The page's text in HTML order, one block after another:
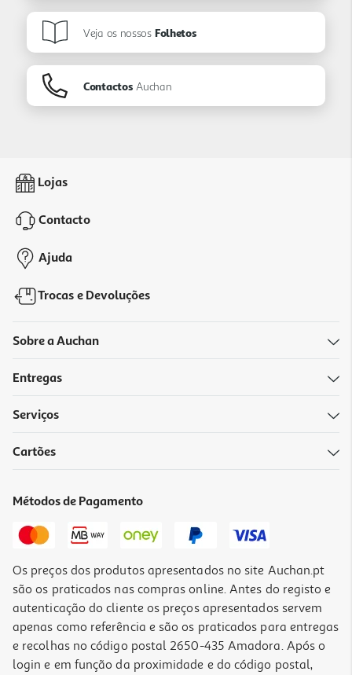
Veja os nossos Folhetos
Contactos Auchan
Lojas
Contacto
Ajuda
Trocas e Devoluções
Sobre a Auchan
Entregas
Serviços
Cartões
Métodos de Pagamento
Os preços dos produtos apresentados no site Auchan.pt
são os praticados nas compras online. Antes do registo e
autenticação do cliente os preços apresentados servem
apenas como referência e são os praticados para entregas
e recolhas no código postal 2650-435 Amadora. Após o
login e em função da proximidade e do código postal,